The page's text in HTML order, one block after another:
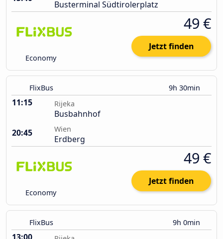
Busterminal Südtirolerplatz
Economy
49 €
Jetzt finden
FlixBus 9h 30min
11:15 Rijeka
Busbahnhof
20:45
Wien
Erdberg
Economy
49 €
Jetzt finden
FlixBus 9h 0min